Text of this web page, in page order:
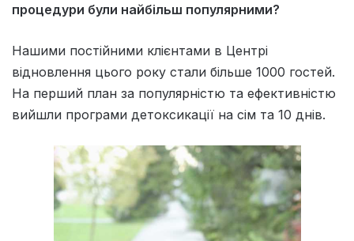
процедури були найбільш популярними?
Нашими постійними клієнтами в Центрі
відновлення цього року стали більше 1000 гостей.
На перший план за популярністю та ефективністю
вийшли програми детоксикації на сім та 10 днів.